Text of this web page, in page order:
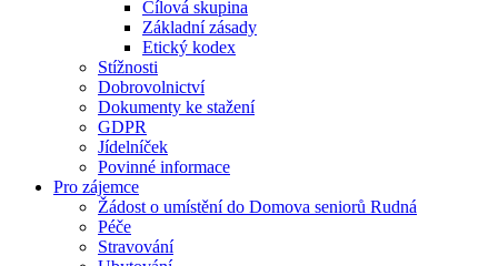
Cílová skupina
Základní zásady
Etický kodex
Stížnosti
Dobrovolnictví
Dokumenty ke stažení
GDPR
Jídelníček
Povinné informace
Pro zájemce
Žádost o umístění do Domova seniorů Rudná
Péče
Stravování